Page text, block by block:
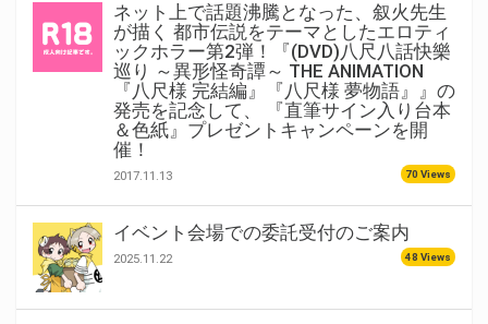
ネット上で話題沸騰となった、叙火先生
が描く 都市伝説をテーマとしたエロティ
ックホラー第2弾！『(DVD)八尺八話快樂
巡り ～異形怪奇譚～ THE ANIMATION
『八尺様 完結編』『八尺様 夢物語』』の
発売を記念して、 『直筆サイン入り台本
＆色紙』プレゼントキャンペーンを開
催！
2017.11.13 70 Views
イベント会場での委託受付のご案内
2025.11.22 48 Views